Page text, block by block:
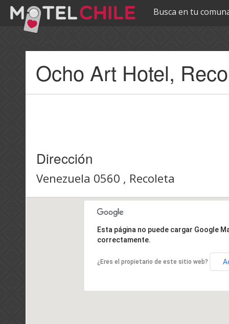
Busca en tu
contenido
principal
Ocho Art Hotel,
Dirección
Venezuela 0560 , Recoleta
Esta página no puede cargar Google
correctamente.
¿Eres el propietario de este sitio web?